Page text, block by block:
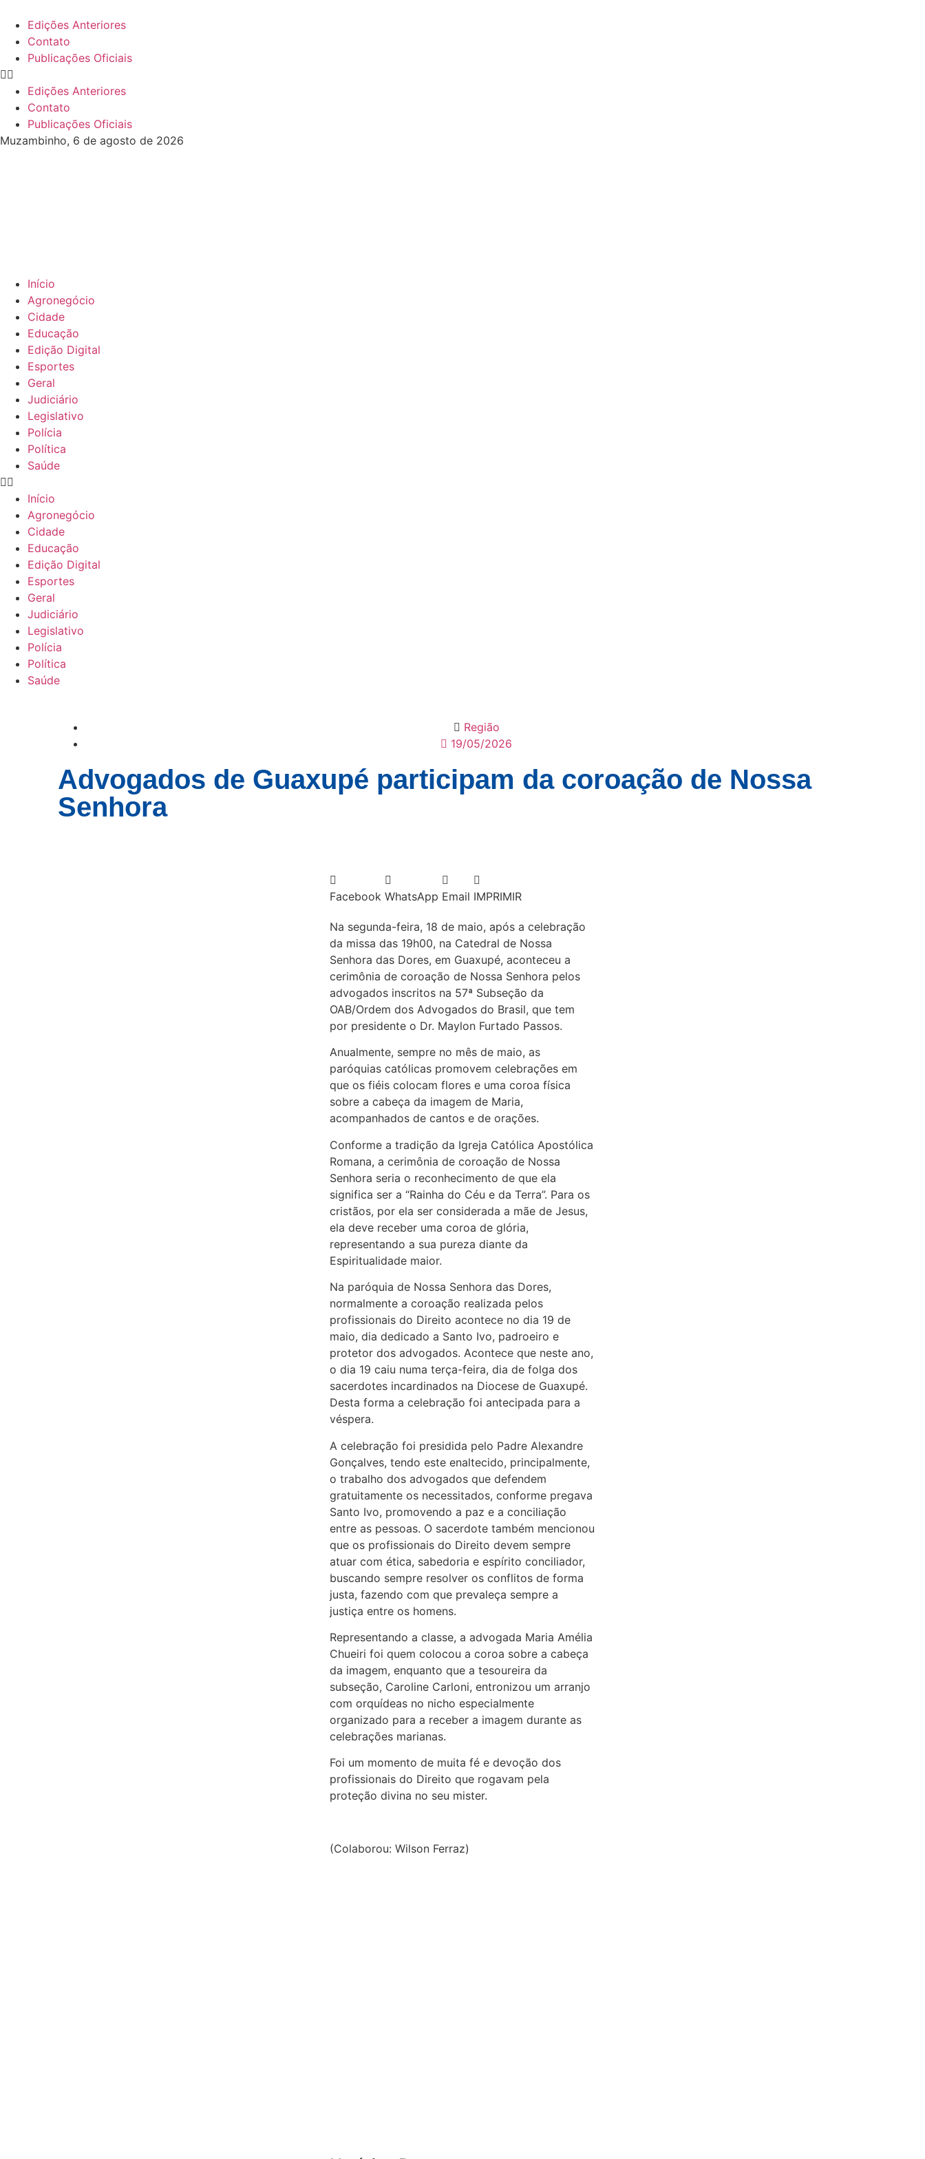
Edições Anteriores
Contato
Publicações Oficiais
Edições Anteriores
Contato
Publicações Oficiais
Muzambinho, 6 de agosto de 2026
Início
Agronegócio
Cidade
Educação
Edição Digital
Esportes
Geral
Judiciário
Legislativo
Polícia
Política
Saúde
Início
Agronegócio
Cidade
Educação
Edição Digital
Esportes
Geral
Judiciário
Legislativo
Polícia
Política
Saúde
Região
19/05/2026
Advogados de Guaxupé participam da coroação de Nossa
Senhora
Facebook WhatsApp Email IMPRIMIR
Na segunda-feira, 18 de maio, após a celebração
da missa das 19h00, na Catedral de Nossa
Senhora das Dores, em Guaxupé, aconteceu a
cerimônia de coroação de Nossa Senhora pelos
advogados inscritos na 57ª Subseção da
OAB/Ordem dos Advogados do Brasil, que tem
por presidente o Dr. Maylon Furtado Passos.
Anualmente, sempre no mês de maio, as
paróquias católicas promovem celebrações em
que os fiéis colocam flores e uma coroa física
sobre a cabeça da imagem de Maria,
acompanhados de cantos e de orações.
Conforme a tradição da Igreja Católica Apostólica
Romana, a cerimônia de coroação de Nossa
Senhora seria o reconhecimento de que ela
significa ser a “Rainha do Céu e da Terra”. Para os
cristãos, por ela ser considerada a mãe de Jesus,
ela deve receber uma coroa de glória,
representando a sua pureza diante da
Espiritualidade maior.
Na paróquia de Nossa Senhora das Dores,
normalmente a coroação realizada pelos
profissionais do Direito acontece no dia 19 de
maio, dia dedicado a Santo Ivo, padroeiro e
protetor dos advogados. Acontece que neste ano,
o dia 19 caiu numa terça-feira, dia de folga dos
sacerdotes incardinados na Diocese de Guaxupé.
Desta forma a celebração foi antecipada para a
véspera.
A celebração foi presidida pelo Padre Alexandre
Gonçalves, tendo este enaltecido, principalmente,
o trabalho dos advogados que defendem
gratuitamente os necessitados, conforme pregava
Santo Ivo, promovendo a paz e a conciliação
entre as pessoas. O sacerdote também mencionou
que os profissionais do Direito devem sempre
atuar com ética, sabedoria e espírito conciliador,
buscando sempre resolver os conflitos de forma
justa, fazendo com que prevaleça sempre a
justiça entre os homens.
Representando a classe, a advogada Maria Amélia
Chueiri foi quem colocou a coroa sobre a cabeça
da imagem, enquanto que a tesoureira da
subseção, Caroline Carloni, entronizou um arranjo
com orquídeas no nicho especialmente
organizado para a receber a imagem durante as
celebrações marianas.
Foi um momento de muita fé e devoção dos
profissionais do Direito que rogavam pela
proteção divina no seu mister.
(Colaborou: Wilson Ferraz)